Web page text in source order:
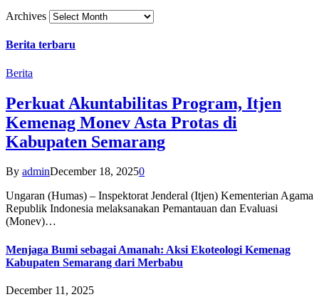
Archives
Berita terbaru
Berita
Perkuat Akuntabilitas Program, Itjen
Kemenag Monev Asta Protas di
Kabupaten Semarang
By adminDecember 18, 20250
Ungaran (Humas) – Inspektorat Jenderal (Itjen) Kementerian Agama
Republik Indonesia melaksanakan Pemantauan dan Evaluasi
(Monev)…
Menjaga Bumi sebagai Amanah: Aksi Ekoteologi Kemenag
Kabupaten Semarang dari Merbabu
December 11, 2025